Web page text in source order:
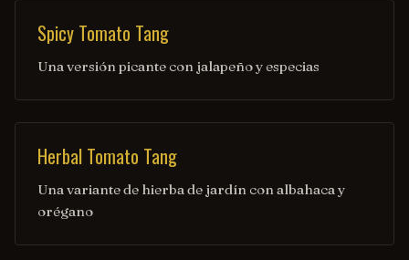
Spicy Tomato Tang
Una versión picante con jalapeño y especias
Herbal Tomato Tang
Una variante de hierba de jardín con albahaca y
orégano